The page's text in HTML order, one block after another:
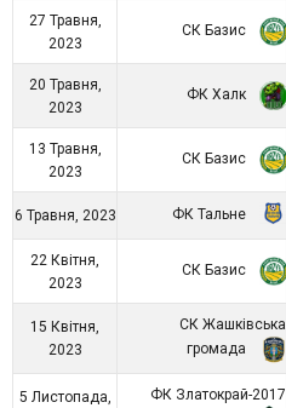
27 Травня,
2023
СК Базис
20 Травня,
2023
ФК Халк
13 Травня,
2023
СК Базис
6 Травня, 2023 ФК Тальне
22 Квітня,
2023
СК Базис
15 Квітня,
2023
СК Жашківська
громада
5 Листопада,
ФК Златокрай-2017